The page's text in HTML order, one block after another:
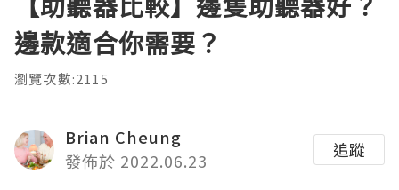
邊款適合你需要？
瀏覽次數:2115
Brian Cheung
發佈於 2022.06.23
追蹤